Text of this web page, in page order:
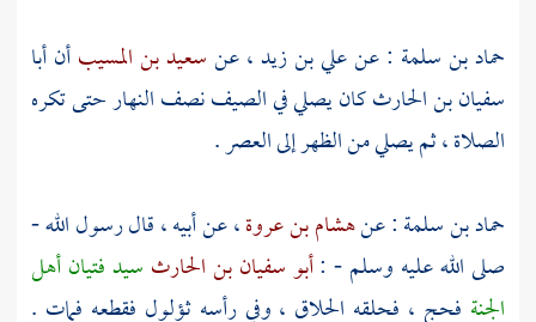
حماد بن سلمة : عنعلي بن زيد، عنسعيد بن المسيبأنأبا
سفيان بن الحارثكان يصلي في الصيف نصف النهار حتى تكره
الصلاة ، ثم يصلي من الظهر إلى العصر .
حماد بن سلمة: عنهشام بن عروة، عن أبيه ، قال رسول الله -
صلى الله عليه وسلم - :أبو سفيان بن الحارث سيد فتيان أهل
الجنة فحج ، فحلقه الحلاق ، وفي رأسه ثؤلول فقطعه فمات .